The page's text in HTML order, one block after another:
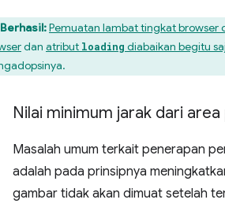
Berhasil:Pemuatan lambat tingkat browser
dan atribut loading diabaikan begitu
Nilai minimum jarak dari
Masalah umum terkait penerapan
adalah pada prinsipnya
gambar tidak akan dimuat setelah